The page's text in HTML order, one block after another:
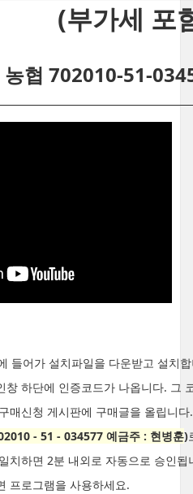
(부가세 포
농협 702010-51-
들어가 설치파일을 다운받고 설치
창 하단에 인증코드가 나옵니다. 그
매신청 게시판에 구매글을 올립니다.
- 51 - 034577 예금주 : 현병훈)
치하면 2분 내외로 자동으로 승인됩
프로그램을 사용하세요.